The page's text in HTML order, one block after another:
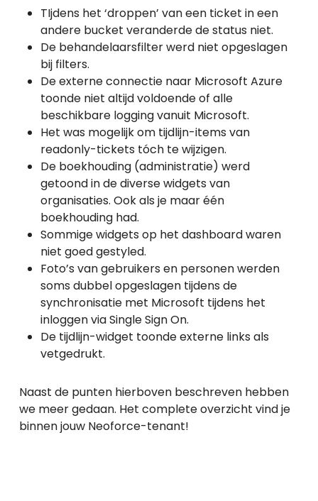
TIjdens het ‘droppen’ van een ticket in een
andere bucket veranderde de status niet.
De behandelaarsfilter werd niet opgeslagen
bij filters.
De externe connectie naar Microsoft Azure
toonde niet altijd voldoende of alle
beschikbare logging vanuit Microsoft.
Het was mogelijk om tijdlijn-items van
readonly-tickets tóch te wijzigen.
De boekhouding (administratie) werd
getoond in de diverse widgets van
organisaties. Ook als je maar één
boekhouding had.
Sommige widgets op het dashboard waren
niet goed gestyled.
Foto’s van gebruikers en personen werden
soms dubbel opgeslagen tijdens de
synchronisatie met Microsoft tijdens het
inloggen via Single Sign On.
De tijdlijn-widget toonde externe links als
vetgedrukt.
Naast de punten hierboven beschreven hebben
we meer gedaan. Het complete overzicht vind je
binnen jouw Neoforce-tenant!